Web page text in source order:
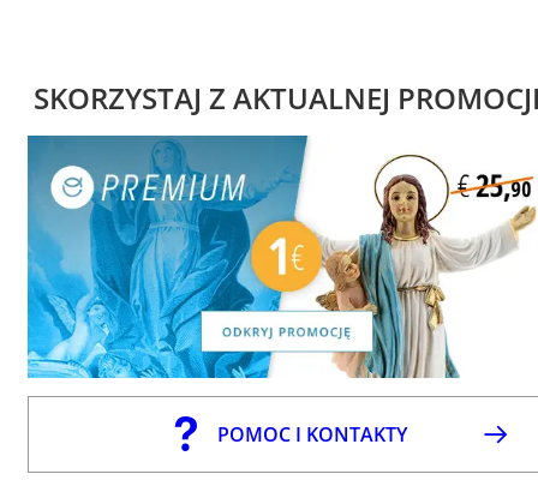
SKORZYSTAJ Z AKTUALNEJ
POMOC I KONTAKTY